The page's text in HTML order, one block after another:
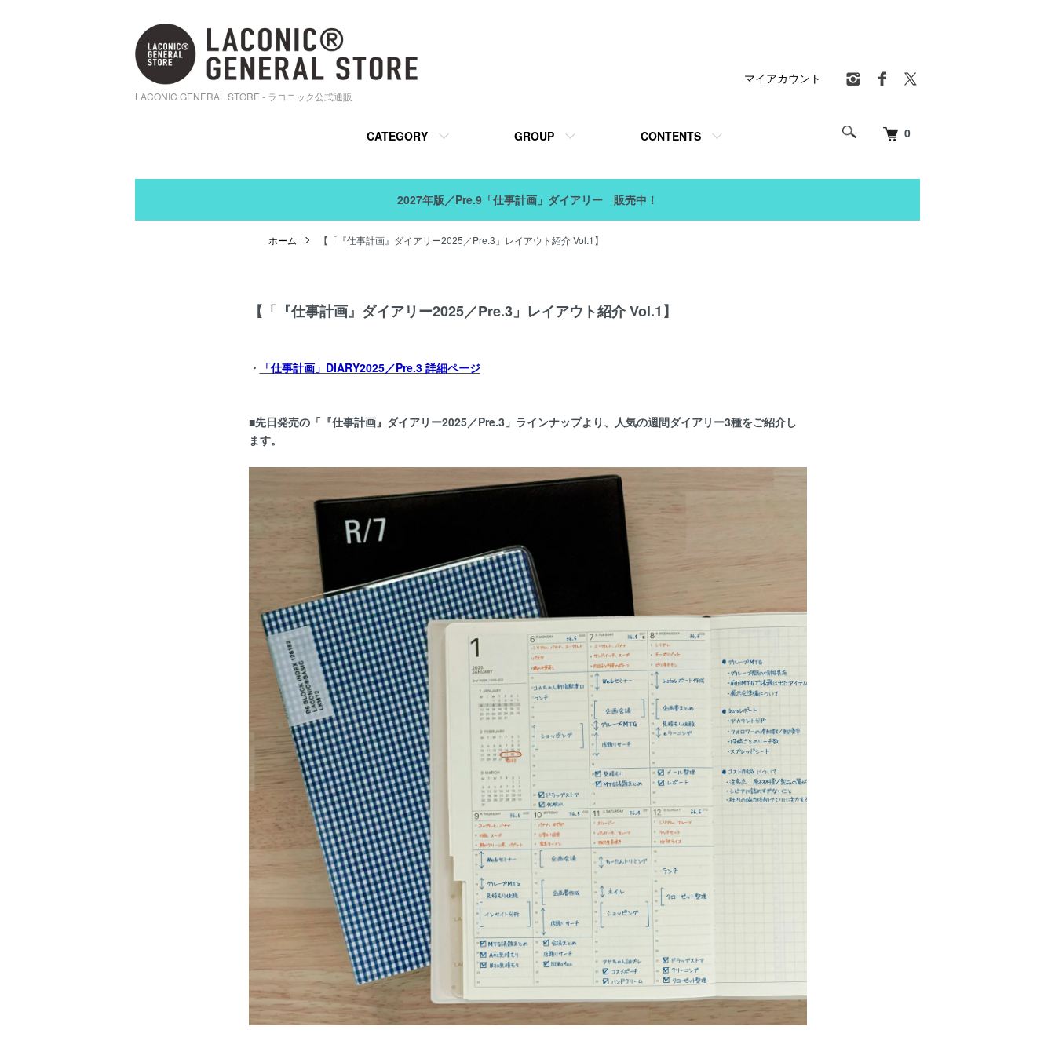
LACONIC GENERAL STORE - ラコニック公式通販
0
CATEGORY GROUP CONTENTS
マイアカウント
2027年版／Pre.9「仕事計画」ダイアリー 販売中！
ホーム 【「『仕事計画』ダイアリー2025／Pre.3」レイアウト紹介 Vol.1】
【「『仕事計画』ダイアリー2025／Pre.3」レイアウト紹介 Vol.1】
・ 「仕事計画」DIARY2025／Pre.3 詳細ページ
■先日発売の「『仕事計画』ダイアリー2025／Pre.3」ラインナップより、人気の週間ダイアリー3種をご紹介し
ます。